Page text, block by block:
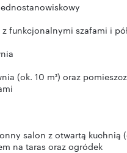
z funkcjonalnymi szafami i
(ok. 10 m²) oraz
salon z otwartą kuchnią
na taras oraz ogródek